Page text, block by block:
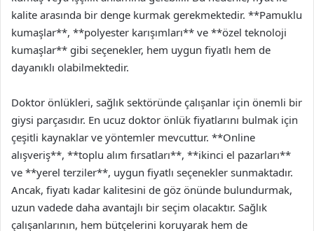
kalite arasında bir denge kurmak gerekmektedir. **Pamuklu
kumaşlar**, **polyester karışımları** ve **özel teknoloji
kumaşlar** gibi seçenekler, hem uygun fiyatlı hem de
dayanıklı olabilmektedir.
Doktor önlükleri, sağlık sektöründe çalışanlar için önemli bir
giysi parçasıdır. En ucuz doktor önlük fiyatlarını bulmak için
çeşitli kaynaklar ve yöntemler mevcuttur. **Online
alışveriş**, **toplu alım fırsatları**, **ikinci el pazarları**
ve **yerel terziler**, uygun fiyatlı seçenekler sunmaktadır.
Ancak, fiyatı kadar kalitesini de göz önünde bulundurmak,
uzun vadede daha avantajlı bir seçim olacaktır. Sağlık
çalışanlarının, hem bütçelerini koruyarak hem de